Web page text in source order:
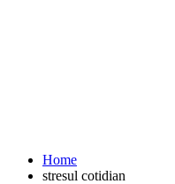
Home
stresul cotidian